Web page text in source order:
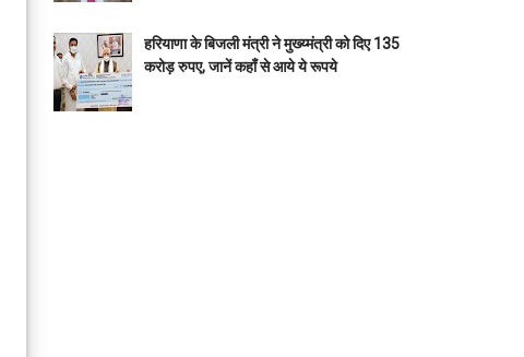
हरियाणा के बिजली मंत्री ने मुख्य्मंत्री को दिए 135
करोड़ रुपए, जानें कहाँ से आये ये रूपये